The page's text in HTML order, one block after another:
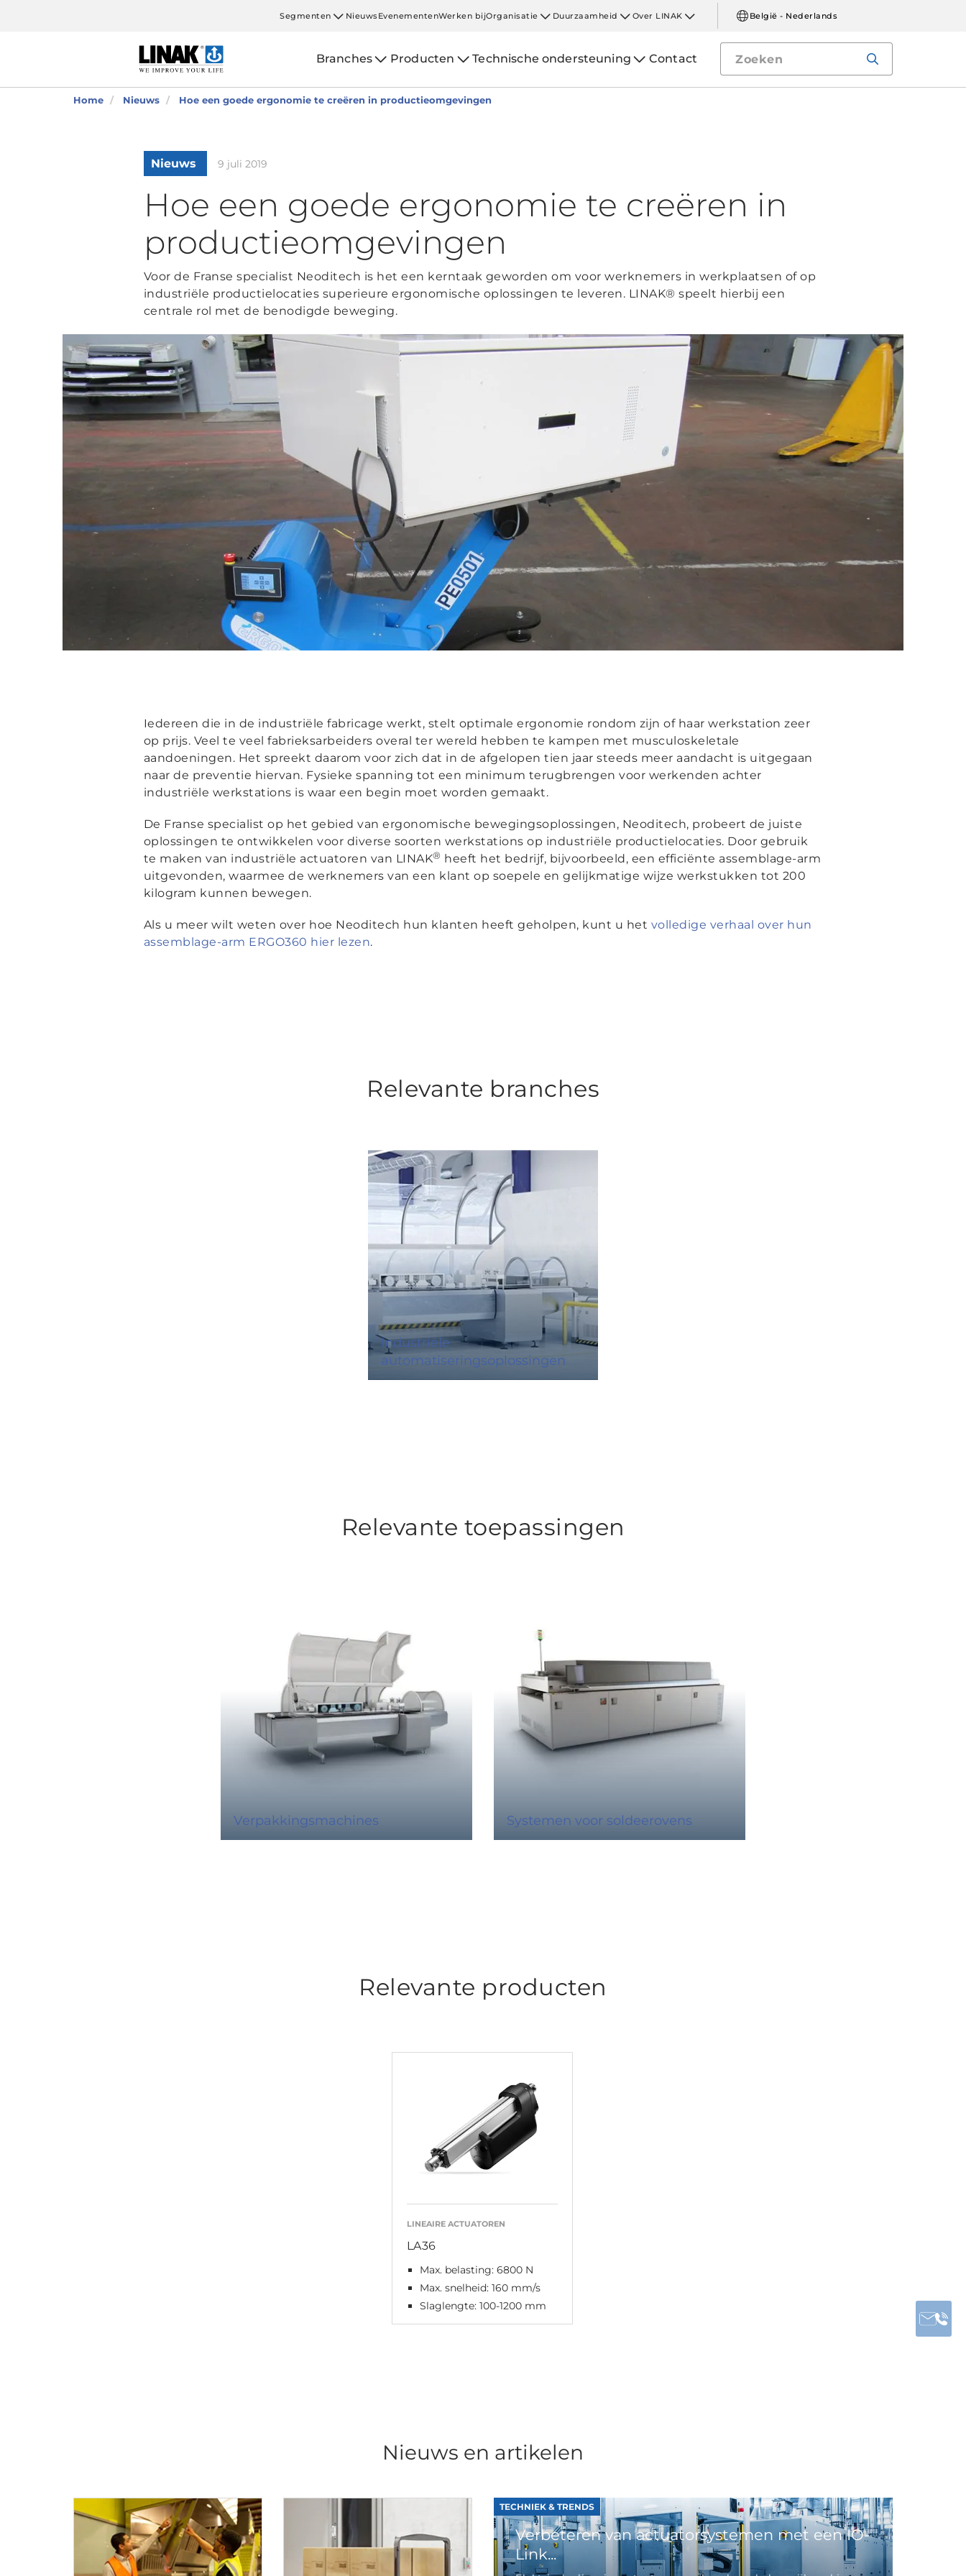
Segmenten NieuwsEvenementenWerken bijOrganisatie Duurzaamheid Over LINAK België - Nederlands
Branches Producten Technische ondersteuning Contact
Home Nieuws Hoe een goede ergonomie te creëren in productieomgevingen
Nieuws 9 juli 2019
Hoe een goede ergonomie te creëren in
productieomgevingen
Voor de Franse specialist Neoditech is het een kerntaak geworden om voor werknemers in werkplaatsen of op
industriële productielocaties superieure ergonomische oplossingen te leveren. LINAK® speelt hierbij een
centrale rol met de benodigde beweging.
Iedereen die in de industriële fabricage werkt, stelt optimale ergonomie rondom zijn of haar werkstation zeer
op prijs. Veel te veel fabrieksarbeiders overal ter wereld hebben te kampen met musculoskeletale
aandoeningen. Het spreekt daarom voor zich dat in de afgelopen tien jaar steeds meer aandacht is uitgegaan
naar de preventie hiervan. Fysieke spanning tot een minimum terugbrengen voor werkenden achter
industriële werkstations is waar een begin moet worden gemaakt.
De Franse specialist op het gebied van ergonomische bewegingsoplossingen, Neoditech, probeert de juiste
oplossingen te ontwikkelen voor diverse soorten werkstations op industriële productielocaties. Door gebruik
te maken van industriële actuatoren van LINAK® heeft het bedrijf, bijvoorbeeld, een efficiënte assemblage-arm
uitgevonden, waarmee de werknemers van een klant op soepele en gelijkmatige wijze werkstukken tot 200
kilogram kunnen bewegen.
Als u meer wilt weten over hoe Neoditech hun klanten heeft geholpen, kunt u het volledige verhaal over hun
assemblage-arm ERGO360 hier lezen.
Relevante branches
Industriële
automatiseringsoplossingen
Relevante toepassingen
Verpakkingsmachines Systemen voor soldeerovens
Relevante producten
LINEAIRE ACTUATOREN
LA36
Max. belasting: 6800 N
Max. snelheid: 160 mm/s
Slaglengte: 100-1200 mm
Nieuws en artikelen
TECHNIEK & TRENDS
Verbeteren van actuatorsystemen met een IO-
Link...